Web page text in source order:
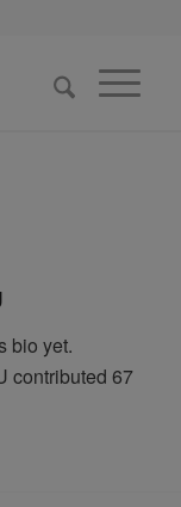
bio yet.
contributed 67